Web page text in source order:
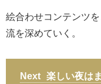
絵合わせコンテンツ
流を深めていく。
楽しい夜は